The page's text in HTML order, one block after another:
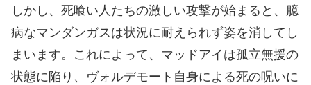
しかし、死喰い人たちの激しい攻撃が始まると、臆
病なマンダンガスは状況に耐えられず姿を消してし
まいます。これによって、マッドアイは孤立無援の
状態に陥り、ヴォルデモート自身による死の呪いに